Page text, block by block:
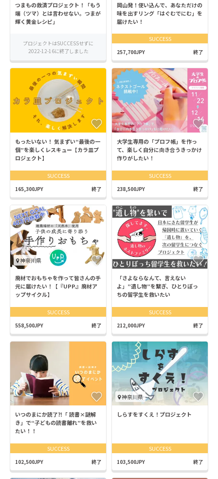
つまもの救済プロジェクト！「もう
端（ツマ）とは言わせない。つまが
輝く黄金レシピ」
プロジェクトはSUCCESSせずに
2022-12-16に終了しました
岡山発！使い込んで、あなただけの
味を出すリング「はぐむでにむ」を
届けたい！
SUCCESS
257,700JPY 終了
もったいない！ 気まずい“最後の一
個”を楽しくレスキュー【カラ皿プ
ロジェクト】
SUCCESS
165,300JPY 終了
大学生専用の「プロフ帳」を作っ
て、楽しく自分に向き合うきっかけ
作りがしたい！
SUCCESS
238,500JPY 終了
神奈川県
廃材でおもちゃを作って皆さんの手
元に届けたい！【『UPP.』廃材ア
ップサイクル】
SUCCESS
558,500JPY 終了
「さよならなんて、言えない
よ」”遺し物”を繋ぎ、ひとりぼっ
ちの留学生を救いたい
SUCCESS
212,000JPY 終了
いつのまにか読了⁈「 読書×謎解
き」で“子どもの読書離れ”を救い
たい！！
SUCCESS
102,500JPY 終了
神奈川県
しらすをすくえ！プロジェクト
SUCCESS
103,500JPY 終了